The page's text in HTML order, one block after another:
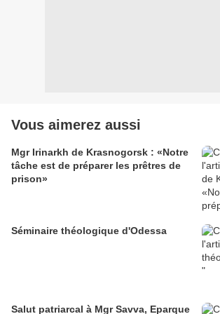
Vous aimerez aussi
Mgr Irinarkh de Krasnogorsk : «Notre
tâche est de préparer les prêtres de
prison»
Séminaire théologique d'Odessa
Salut patriarcal à Mgr Savva, Eparque